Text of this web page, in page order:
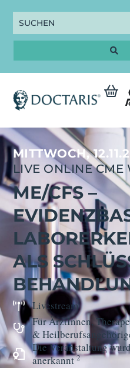
MITTWOCH,
LIVE ONLINE CME
ME/CFS –
ALS
Livestream
Für ÄrztInnen,
&
Die Veranstaltung
anerkannt2